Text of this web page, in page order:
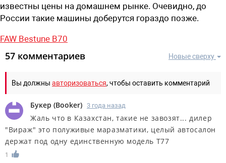
известны цены на домашнем рынке. Очевидно, до
России такие машины доберутся гораздо позже.
FAW Bestune B70
Новые сверху
57 комментариев
Вы должны авторизоваться, чтобы оставить комментарий
Букер (Booker) 3 года назад
Жаль что в Казахстан, такие не завозят... дилер
"Вираж" это полуживые маразматики, целый автосалон
держат под одну единственную модель Т77
1